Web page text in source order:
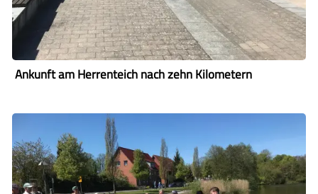
Ankunft am Herrenteich nach zehn Kilometern